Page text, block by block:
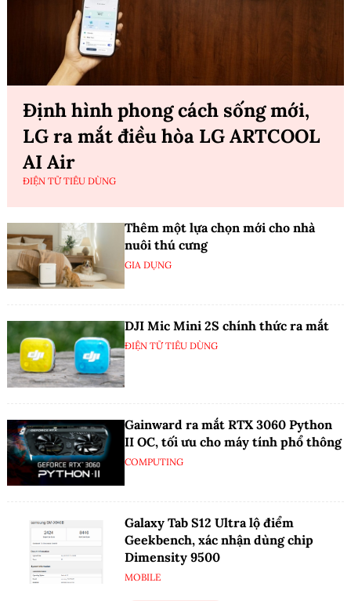
Định hình phong cách sống mới,
LG ra mắt điều hòa LG ARTCOOL
AI Air
ĐIỆN TỬ TIÊU DÙNG
Thêm một lựa chọn mới cho nhà
nuôi thú cưng
GIA DỤNG
DJI Mic Mini 2S chính thức ra mắt
ĐIỆN TỬ TIÊU DÙNG
Gainward ra mắt RTX 3060 Python
II OC, tối ưu cho máy tính phổ thông
COMPUTING
Galaxy Tab S12 Ultra lộ điểm
Geekbench, xác nhận dùng chip
Dimensity 9500
MOBILE